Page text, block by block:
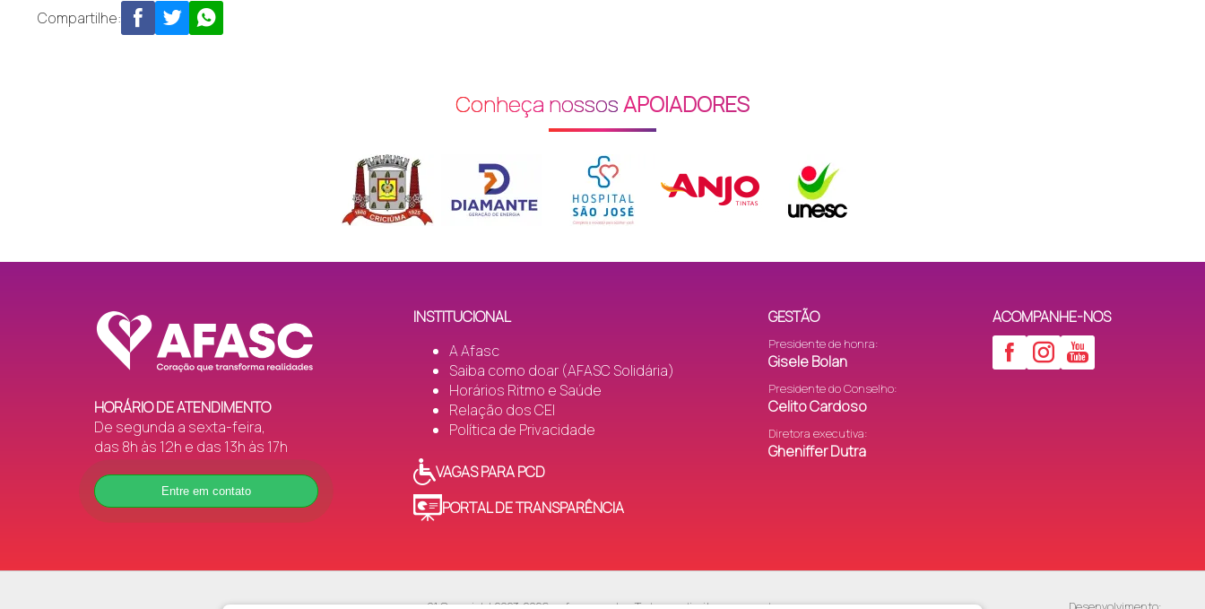
Compartilhe:
Conheça nossosAPOIADORES
HORÁRIO DE ATENDIMENTO
De segunda a sexta-feira,
das 8h às 12h e das 13h às 17h
Entre em contato
INSTITUCIONAL
A Afasc
Saiba como doar (AFASC Solidária)
Horários Ritmo e Saúde
Relação dos CEI
Política de Privacidade
VAGAS PARA PCD
PORTAL DE TRANSPARÊNCIA
GESTÃO
Presidente de honra:
Gisele Bolan
Presidente do Conselho:
Celito Cardoso
Diretora executiva:
Gheniffer Dutra
ACOMPANHE-NOS